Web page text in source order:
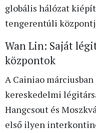
globális hálózat
tengerentúli
Wan Lin: Saját
központok
A Cainiao
kereskedelmi
Hangcsout és
első ilyen